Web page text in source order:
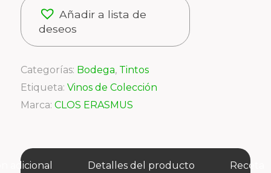
Añadir a lista de
deseos
Categorías: Bodega, Tintos
Etiqueta: Vinos de Colección
Marca: CLOS ERASMUS
adicional Detalles del producto Receta